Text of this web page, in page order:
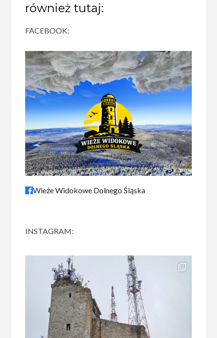
również tutaj:
FACEBOOK:
Wieże Widokowe Dolnego Śląska
INSTAGRAM: